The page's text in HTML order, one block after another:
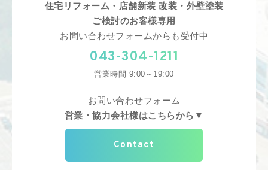
住宅リフォーム・店舗新装 改装・外壁塗装
ご検討のお客様専用
お問い合わせフォームからも受付中
043-304-1211
営業時間 9:00～19:00
お問い合わせフォーム
営業・協力会社様はこちらから▼
Contact